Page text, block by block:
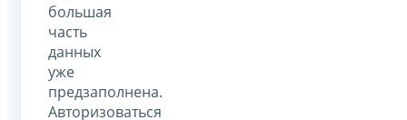
большая
часть
данных
уже
предзаполнена.
Авторизоваться